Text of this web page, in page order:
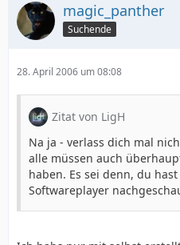
magic_panther
Suchende
28. April 2006 um 08:08
Zitat von LigH
Na ja - verlass dich mal
alle müssen auch
haben. Es sei denn, du
Softwareplayer